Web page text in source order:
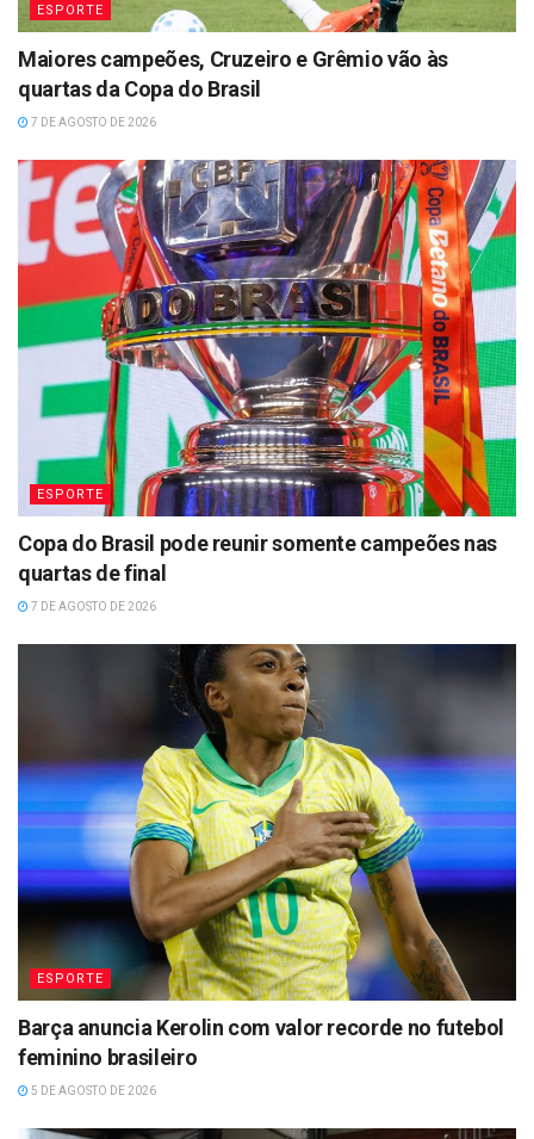
ESPORTE
Maiores campeões, Cruzeiro e Grêmio vão às
quartas da Copa do Brasil
7 DE AGOSTO DE 2026
ESPORTE
Copa do Brasil pode reunir somente campeões nas
quartas de final
7 DE AGOSTO DE 2026
ESPORTE
Barça anuncia Kerolin com valor recorde no futebol
feminino brasileiro
5 DE AGOSTO DE 2026